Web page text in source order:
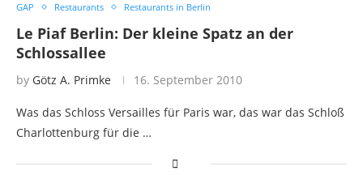
GAP Restaurants Restaurants in Berlin
Le Piaf Berlin: Der kleine Spatz an der
Schlossallee
by Götz A. Primke 16. September 2010
Was das Schloss Versailles für Paris war, das war das Schloß
Charlottenburg für die …